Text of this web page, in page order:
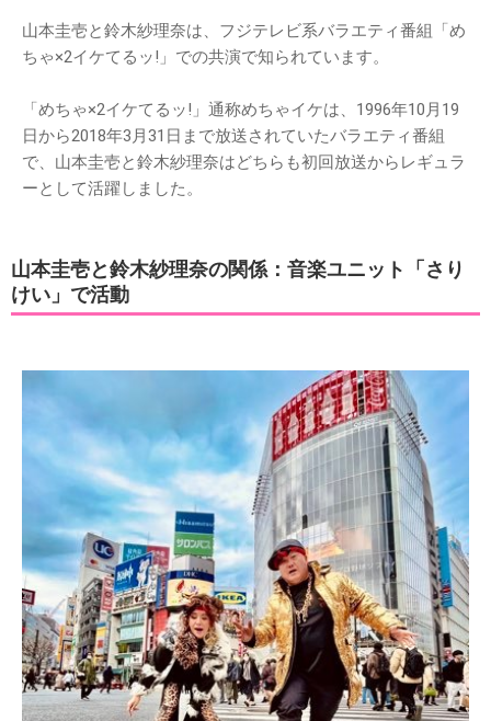
山本圭壱と鈴木紗理奈は、フジテレビ系バラエティ番組「め
ちゃ×2イケてるッ!」での共演で知られています。
「めちゃ×2イケてるッ!」通称めちゃイケは、1996年10月19
日から2018年3月31日まで放送されていたバラエティ番組
で、山本圭壱と鈴木紗理奈はどちらも初回放送からレギュラ
ーとして活躍しました。
山本圭壱と鈴木紗理奈の関係：音楽ユニット「さり
けい」で活動